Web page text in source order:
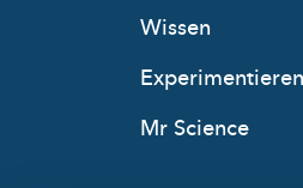
Wissen
Experimentieren
Mr Science